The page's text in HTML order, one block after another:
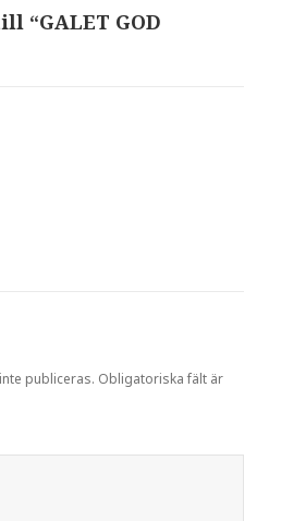
“GALET GOD
publiceras. Obligatoriska fält är